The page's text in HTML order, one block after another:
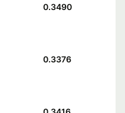
0.3490
0.3376